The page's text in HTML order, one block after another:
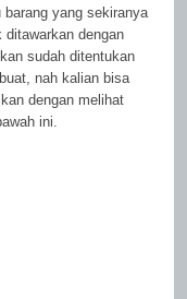
barang yang sekiranya
ditawarkan dengan
sudah ditentukan
nah kalian bisa
dengan melihat
ini.